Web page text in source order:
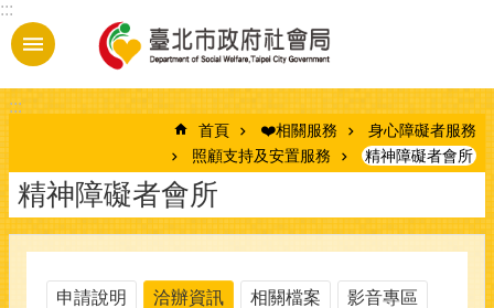
跳到主要內容區塊
:::
:::
首頁 ❤️相關服務
身心障礙者服務
照顧支持及安置服務
精神障礙者會所
精神障礙者會所
申請說明 洽辦資訊 相關檔案 影音專區